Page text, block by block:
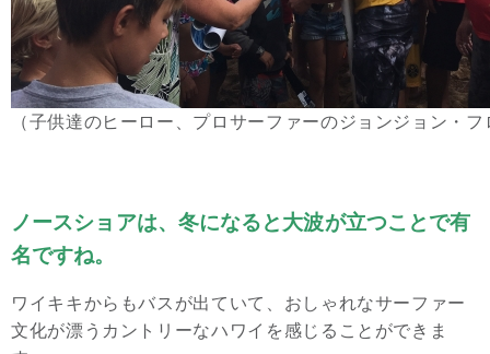
（子供達のヒーロー、プロサーファーのジョンジョン・
ノースショアは、冬になると大波が立つことで有
名ですね。
ワイキキからもバスが出ていて、おしゃれなサーファー
文化が漂うカントリーなハワイを感じることができま